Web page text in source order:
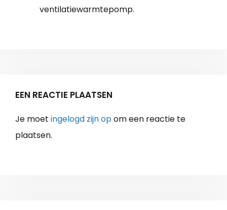
ventilatiewarmtepomp.
EEN REACTIE PLAATSEN
Je moet ingelogd zijn opom een reactie te
plaatsen.